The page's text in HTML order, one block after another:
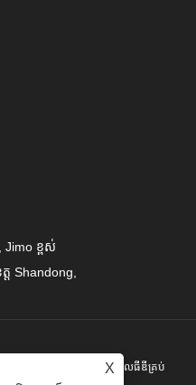
Jimo ខ្ពស់
Shandong,
Gropspors គ្រុបគ្រុបខូអិលធីឌីគ្រប់
X